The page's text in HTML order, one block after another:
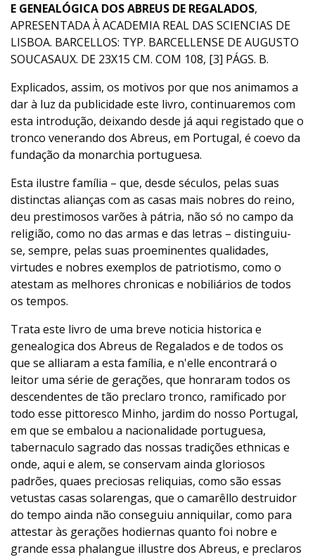
E GENEALÓGICA DOS ABREUS DE REGALADOS,
APRESENTADA À ACADEMIA REAL DAS SCIENCIAS DE
LISBOA. BARCELLOS: TYP. BARCELLENSE DE AUGUSTO
SOUCASAUX. DE 23X15 CM. COM 108, [3] PÁGS. B.
Explicados, assim, os motivos por que nos animamos a
dar à luz da publicidade este livro, continuaremos com
esta introdução, deixando desde já aqui registado que o
tronco venerando dos Abreus, em Portugal, é coevo da
fundação da monarchia portuguesa.
Esta ilustre família – que, desde séculos, pelas suas
distinctas alianças com as casas mais nobres do reino,
deu prestimosos varões à pátria, não só no campo da
religião, como no das armas e das letras – distinguiu-
se, sempre, pelas suas proeminentes qualidades,
virtudes e nobres exemplos de patriotismo, como o
atestam as melhores chronicas e nobiliários de todos
os tempos.
Trata este livro de uma breve noticia historica e
genealogica dos Abreus de Regalados e de todos os
que se alliaram a esta família, e n'elle encontrará o
leitor uma série de gerações, que honraram todos os
descendentes de tão preclaro tronco, ramificado por
todo esse pittoresco Minho, jardim do nosso Portugal,
em que se embalou a nacionalidade portuguesa,
tabernaculo sagrado das nossas tradições ethnicas e
onde, aqui e alem, se conservam ainda gloriosos
padrões, quaes preciosas reliquias, como são essas
vetustas casas solarengas, que o camarêllo destruidor
do tempo ainda não conseguiu anniquilar, como para
attestar às gerações hodiernas quanto foi nobre e
grande essa phalangue illustre dos Abreus, e preclaros